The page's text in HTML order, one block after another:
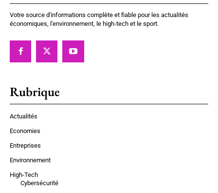
Votre source d'informations complète et fiable pour les actualités
économiques, l'environnement, le high-tech et le sport.
Rubrique
Actualités
Economies
Entreprises
Environnement
High-Tech
Cybersécurité